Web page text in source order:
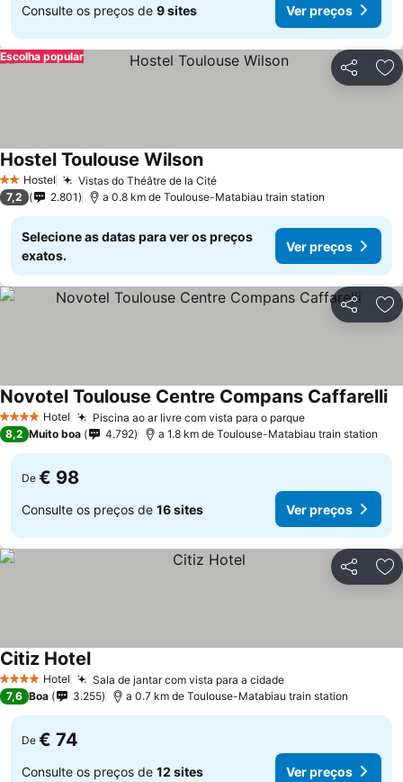
Consulte os preços de 9 sites Ver preços
Partilhar
Escolha popular
2 Estrelas
Hostel Vistas do Théâtre de la Cité
Hostel Toulouse Wilson
7,2 2.801 a 0.8 km de Toulouse-Matabiau train station
Selecione as datas para ver os preços
exatos.
Ver preços
Partilhar
4 EstrelasHotel Piscina ao ar livre com vista para o parque
Novotel Toulouse Centre Compans Caffarelli
8,2 Muito boa 4.792 a 1.8 km de Toulouse-Matabiau train station
De € 98
Consulte os preços de 16 sites Ver preços
Partilhar
4 EstrelasHotel Sala de jantar com vista para a cidade
Citiz Hotel
7,6 Boa 3.255 a 0.7 km de Toulouse-Matabiau train station
De € 74
Consulte os preços de 12 sites Ver preços